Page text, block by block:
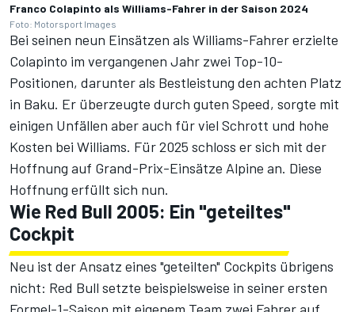
Franco Colapinto als Williams-Fahrer in der Saison 2024
Foto: Motorsport Images
Bei seinen neun Einsätzen als Williams-Fahrer erzielte
Colapinto im vergangenen Jahr zwei Top-10-
Positionen, darunter als Bestleistung den achten Platz
in Baku. Er überzeugte durch guten Speed, sorgte mit
einigen Unfällen aber auch für viel Schrott und hohe
Kosten bei Williams. Für 2025 schloss er sich mit der
Hoffnung auf Grand-Prix-Einsätze Alpine an. Diese
Hoffnung erfüllt sich nun.
Wie Red Bull 2005: Ein "geteiltes"
Cockpit
Neu ist der Ansatz eines "geteilten" Cockpits übrigens
nicht: Red Bull setzte beispielsweise in seiner ersten